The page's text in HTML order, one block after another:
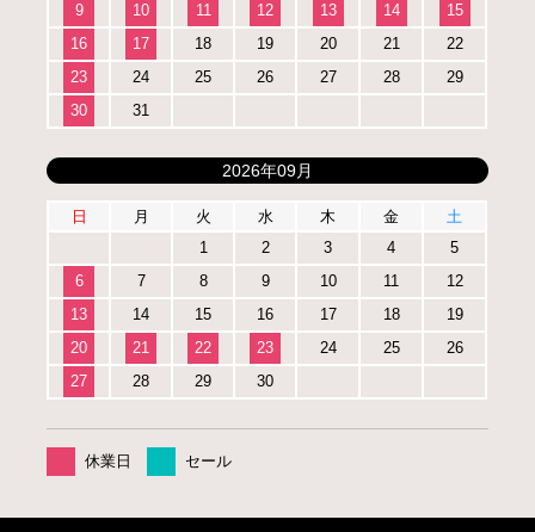
9
10 11 12 13 14
15
16
17 18 19 20 21
22
23
24 25 26 27 28
29
30
31
2026年09月
日 月 火 水 木 金
土
1
2 3 4
5
6
7 8 9 10 11
12
13
14 15 16 17 18
19
20
21 22 23 24 25
26
27
28 29 30
休業日 セール